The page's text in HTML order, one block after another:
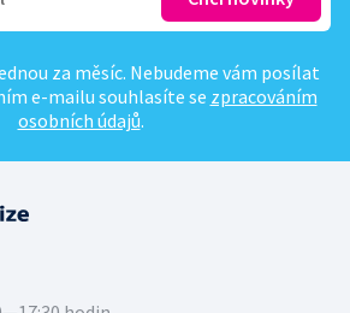
za měsíc. Nebudeme vám posílat
e-mailu souhlasíte se zpracováním
osobních údajů.